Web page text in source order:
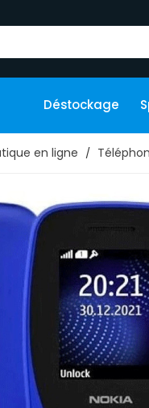
Déstockage
en ligne